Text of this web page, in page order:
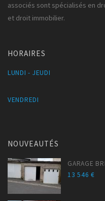
associés sont spécialisés en
et droit immobilier.
HORAIRES
LUNDI - JEUDI
VENDREDI
NOUVEAUTÉS
GARAGE
13 546 €